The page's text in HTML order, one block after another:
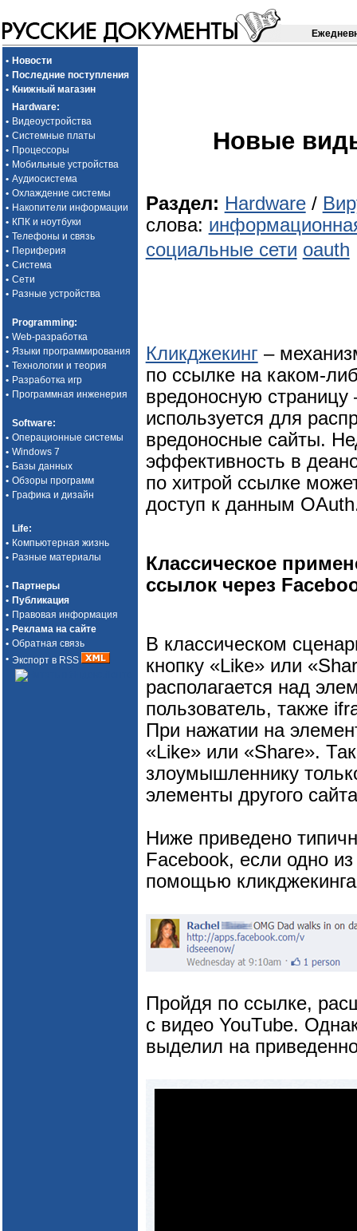
• Новости
• Последние поступления
• Книжный магазин
Hardware:
• Видеоустройства
• Системные платы
• Процессоры
• Мобильные устройства
• Аудиосистема
• Охлаждение системы
• Накопители информации
• КПК и ноутбуки
• Телефоны и связь
• Периферия
• Система
• Сети
• Разные устройства
Programming:
• Web-разработка
• Языки программирования
• Технологии и теория
• Разработка игр
• Программная инженерия
Software:
• Операционные системы
• Windows 7
• Базы данных
• Обзоры программ
• Графика и дизайн
Life:
• Компьютерная жизнь
• Разные материалы
• Партнеры
• Публикация
• Правовая информация
• Реклама на сайте
• Обратная связь
• Экспорт в RSS
Новые
Раздел: Hardware/
слова:
социальные сети oauth
Кликджекинг –
по ссылке на каком-
вредоносную
используется для
вредоносные сайты.
эффективность в
по хитрой ссылке
доступ к данным
Классическое
ссылок через
В классическом
кнопку «Like» или
располагается над
пользователь, также
При нажатии на
«Like» или «Share».
злоумышленнику
элементы другого
Ниже приведено
Facebook, если одно
помощью
Пройдя по ссылке,
с видео YouTube.
выделил на